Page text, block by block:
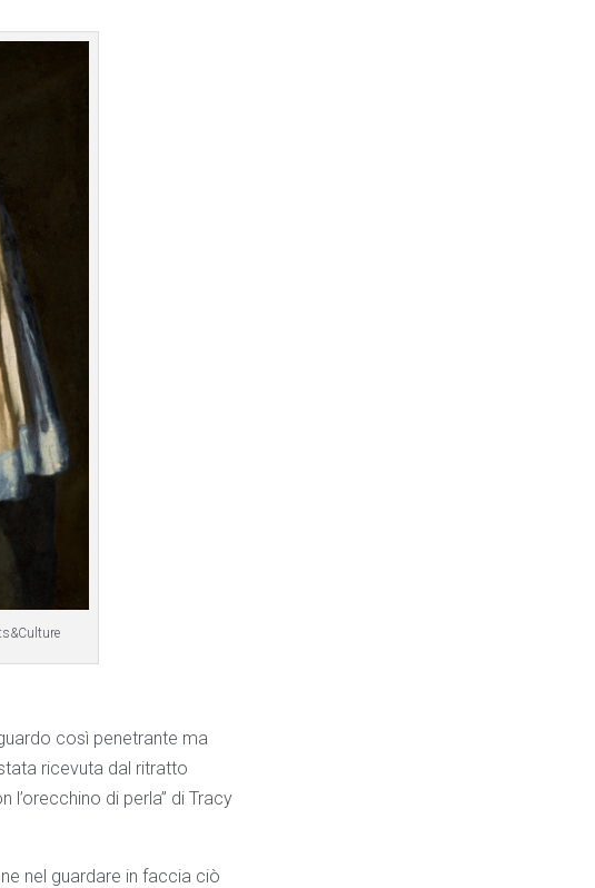
così penetrante ma
ricevuta dal ritratto
di perla” di Tracy
nel guardare in faccia ciò